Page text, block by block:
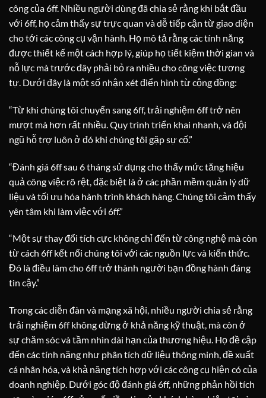
công của 6ff. Nhiều người dùng đã chia sẻ rằng khi bắt đầu
với 6ff, họ cảm thấy sự trực quan và dễ tiếp cận từ giao diện
cho tới các công cụ vận hành. Họ mô tả rằng các tính năng
được thiết kế một cách hợp lý, giúp họ tiết kiệm thời gian và
nỗ lực mà trước đây phải bỏ ra nhiều cho công việc tương
tự. Dưới đây là một số nhận xét điển hình từ cộng đồng:
“Từ khi chúng tôi chuyển sang 6ff, trải nghiệm 6ff trở nên
mượt mà hơn rất nhiều. Quy trình triển khai nhanh, và đội
ngũ hỗ trợ luôn ở đó khi chúng tôi gặp sự cố.”
“Đánh giá 6ff sau 6 tháng sử dụng cho thấy mức tăng hiệu
quả công việc rõ rệt, đặc biệt là ở các phần mềm quản lý dữ
liệu và tối ưu hóa hành trình khách hàng. Chúng tôi cảm thấy
yên tâm khi làm việc với 6ff.”
“Một sự thay đổi tích cực không chỉ đến từ công nghệ mà còn
từ cách 6ff kết nối chúng tôi với các nguồn lực và kiến thức.
Đó là điều làm cho 6ff trở thành người bạn đồng hành đáng
tin cậy.”
Trong các diễn đàn và mạng xã hội, nhiều người chia sẻ rằng
trải nghiệm 6ff không dừng ở khả năng kỹ thuật, mà còn ở
sự chăm sóc và tầm nhìn dài hạn của thương hiệu. Họ đề cập
đến các tính năng như phân tích dữ liệu thông minh, đề xuất
cá nhân hóa, và khả năng tích hợp với các công cụ hiện có của
doanh nghiệp. Dưới góc độ đánh giá 6ff, những phản hồi tích